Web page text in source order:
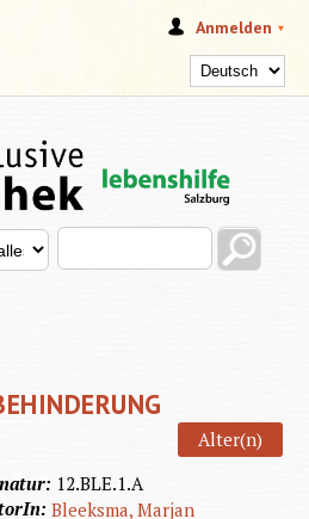
Anmelden
Search this site
Alter(n)
12.BLE.1.A
Bleeksma, Marjan